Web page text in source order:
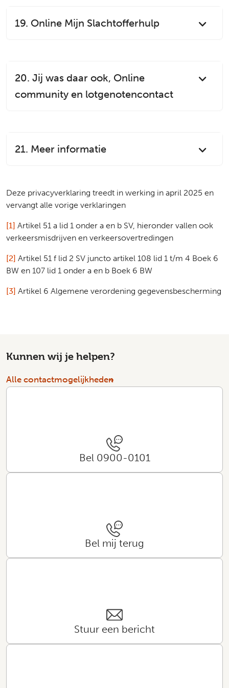
19. Online Mijn Slachtofferhulp
20. Jij was daar ook, Online
community en lotgenotencontact
21. Meer informatie
Deze privacyverklaring treedt in werking in april 2025 en
vervangt alle vorige verklaringen
[1] Artikel 51 a lid 1 onder a en b SV, hieronder vallen ook
verkeersmisdrijven en verkeersovertredingen
[2] Artikel 51 f lid 2 SV juncto artikel 108 lid 1 t/m 4 Boek 6
BW en 107 lid 1 onder a en b Boek 6 BW
[3] Artikel 6 Algemene verordening gegevensbescherming
Kunnen wij je helpen?
Alle contactmogelijkheden
Bel 0900-0101
Bel mij terug
Stuur een bericht